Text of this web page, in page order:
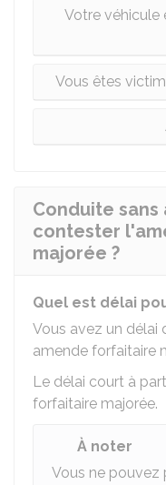
Votre véhicule
Vous êtes
Conduite
contester
majorée ?
Quel est délai
Vous avez un délai
amende forfaitaire
Le délai court à
forfaitaire majorée.
À noter
Vous ne pouvez